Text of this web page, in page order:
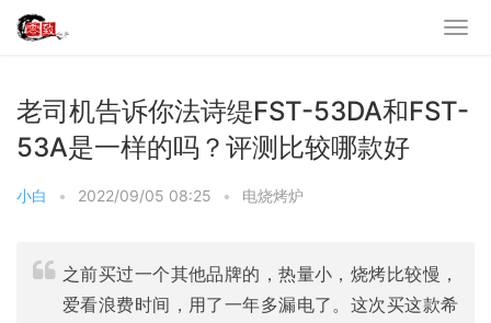
老司机告诉你法诗缇FST-53DA和FST-
53A是一样的吗？评测比较哪款好
小白 • 2022/09/05 08:25 • 电烧烤炉
之前买过一个其他品牌的，热量小，烧烤比较慢，
爱看浪费时间，用了一年多漏电了。这次买这款希